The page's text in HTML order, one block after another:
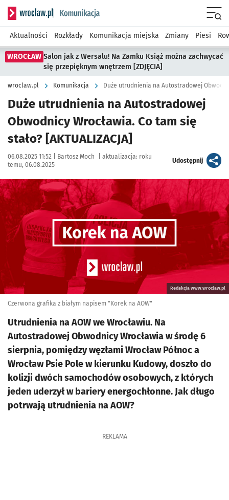
Serwis informacyjny wroclaw.pl podserwis: Komunikacja
Aktualności Rozkłady Komunikacja miejska Zmiany Piesi
WROCŁAW Salon jak z Wersalu! Na Zamku Książ można zachwycać
się przepięknym wnętrzem [ZDJĘCIA]
wroclaw.pl Komunikacja Duże utrudnienia na Autostradowej
Duże utrudnienia na Autostradowej
Obwodnicy Wrocławia. Co tam się
stało? [AKTUALIZACJA]
Data publikacji:
06.08.2025 11:52 | Autor:
Bartosz Moch aktualizacja: roku
temu, 06.08.2025
Udostępnijartykuł
Kliknij, aby powiększyć
Redakcja www.wroclaw.pl
Czerwona grafika z białym napisem "Korek na AOW"
Utrudnienia na AOW we Wrocławiu. Na
Autostradowej Obwodnicy Wrocławia w środę 6
sierpnia, pomiędzy węzłami Wrocław Północ a
Wrocław Psie Pole w kierunku Kudowy, doszło do
kolizji dwóch samochodów osobowych, z których
jeden uderzył w bariery energochłonne. Jak długo
potrwają utrudnienia na AOW?
REKLAMA